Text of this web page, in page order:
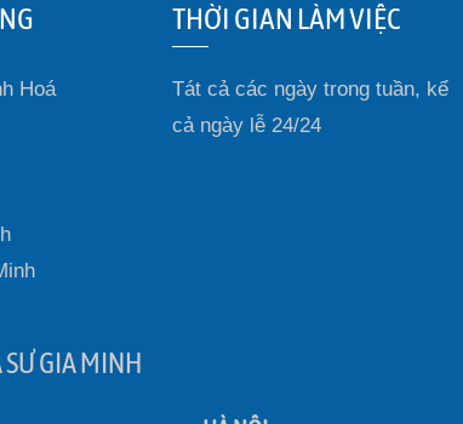
Hoá
THỜI GIAN LÀM VIỆC
Tát cả các ngày trong tuần, kể
cả ngày lễ 24/24
GIA MINH